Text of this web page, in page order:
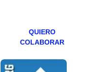
QUIERO
COLABORAR